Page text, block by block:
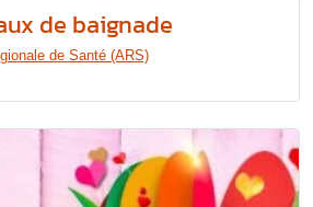
de baignade
de Santé (ARS)